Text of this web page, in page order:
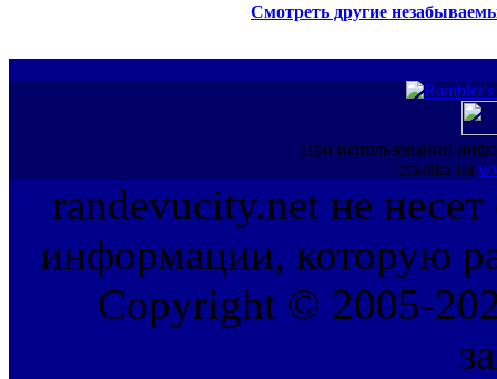
Смотреть другие
При использовании
ссылка на
randevucity.net не несет
информации, которую
Copyright © 2005-